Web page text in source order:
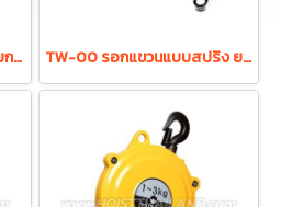
TW-0 รอกแขวนแบบสปริง ยกได้ 0.5-1.5 กก. ระยะยก 1.0 ม. "TIGON" มาตรฐานสากลจากประเทศเกาหลี TW-00 รอกแขวนแบบสปริง ยกได้ 0.5-1.5 กก. ระยะยก 0.5 ม. "TIGON" มาตรฐานสากลจากประเทศเกาหลี